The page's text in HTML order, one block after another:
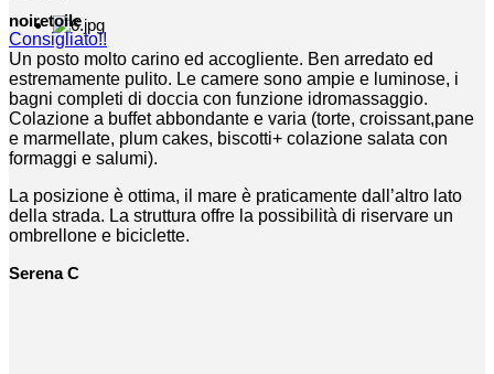
noiretoile
Consigliato!!
Un posto molto carino ed accogliente. Ben arredato ed
estremamente pulito. Le camere sono ampie e luminose, i
bagni completi di doccia con funzione idromassaggio.
Colazione a buffet abbondante e varia (torte, croissant,pane
e marmellate, plum cakes, biscotti+ colazione salata con
formaggi e salumi).
La posizione è ottima, il mare è praticamente dall’altro lato
della strada. La struttura offre la possibilità di riservare un
ombrellone e biciclette.
Serena C